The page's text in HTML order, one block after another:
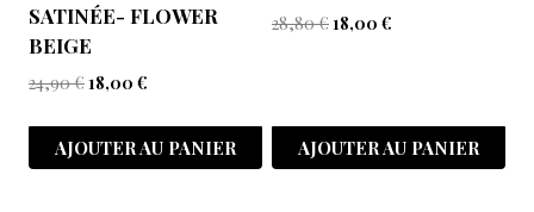
SATINÉE- FLOWER
BEIGE
24,90€18,00 €
AJOUTER AU PANIER
28,80€18,00 €
AJOUTER AU PANIER